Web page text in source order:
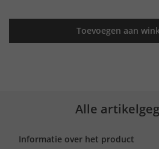
Toevoegen aan
Alle
Informatie over het product